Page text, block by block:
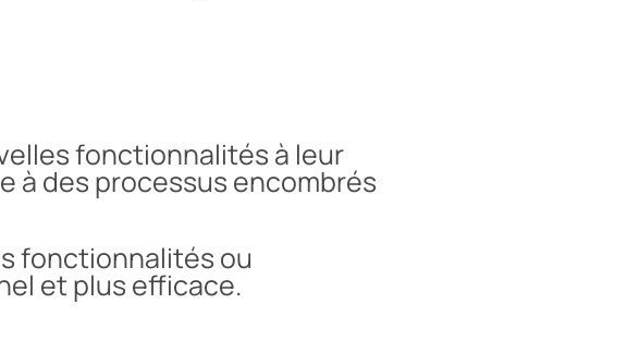
fonctionnalités à leur
à des processus encombrés
fonctionnalités ou
et plus efficace.